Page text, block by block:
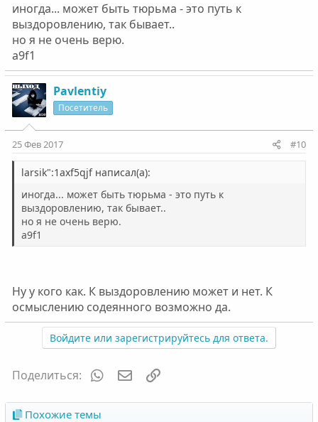
иногда... может быть тюрьма - это путь к
выздоровлению, так бывает..
но я не очень верю.
a9f1
Pavlentiy
Посетитель
25 Фев 2017 #10
larsik":1axf5qjf написал(а):
иногда... может быть тюрьма - это путь к
выздоровлению, так бывает..
но я не очень верю.
a9f1
Ну у кого как. К выздоровлению может и нет. К
осмыслению содеянного возможно да.
Войдите или зарегистрируйтесь для ответа.
Поделиться: WhatsAppЭлектронная почта
Похожие темы